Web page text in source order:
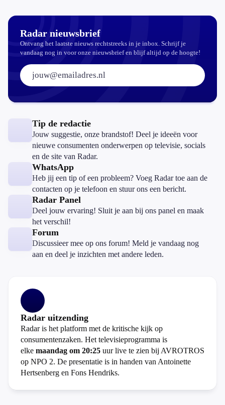
Radar nieuwsbrief
Ontvang het laatste nieuws rechtstreeks in je inbox. Schrijf je
vandaag nog in voor onze nieuwsbrief en blijf altijd op de hoogte!
E-mailadres:
Tip de redactie
Jouw suggestie, onze brandstof! Deel je ideeën voor
nieuwe consumenten onderwerpen op televisie, socials
en de site van Radar.
WhatsApp
Heb jij een tip of een probleem? Voeg Radar toe aan de
contacten op je telefoon en stuur ons een bericht.
Radar Panel
Deel jouw ervaring! Sluit je aan bij ons panel en maak
het verschil!
Forum
Discussieer mee op ons forum! Meld je vandaag nog
aan en deel je inzichten met andere leden.
Radar uitzending
Radar is het platform met de kritische kijk op
consumentenzaken. Het televisieprogramma is
elke maandag om 20:25 uur live te zien bij AVROTROS
op NPO 2. De presentatie is in handen van Antoinette
Hertsenberg en Fons Hendriks.